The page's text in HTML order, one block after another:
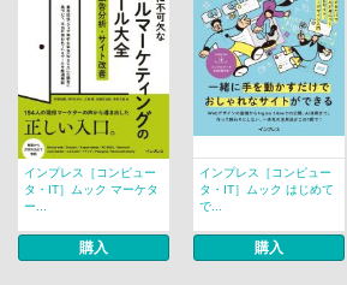
インプレス［コンピュー
タ・IT］ムック マーケタ
ー...
購入
インプレス［コンピュー
タ・IT］ムック はじめて
で...
購入